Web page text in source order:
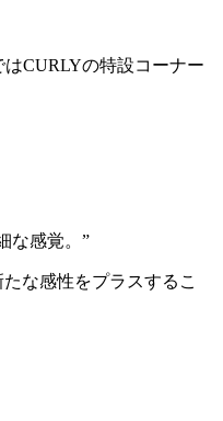
CURLYの特設コーナー
な感覚。”
な感性をプラスするこ